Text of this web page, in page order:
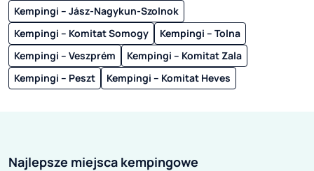
Kempingi – Jász-Nagykun-Szolnok
Kempingi – Komitat Somogy
Kempingi – Tolna
Kempingi – Veszprém
Kempingi – Komitat Zala
Kempingi – Peszt
Kempingi – Komitat Heves
Najlepsze miejsca kempingowe